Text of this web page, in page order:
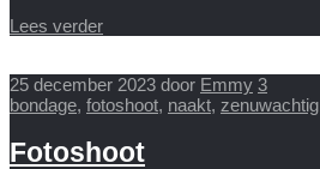
Lees verder
25 december 2023 door Emmy 3
bondage, fotoshoot, naakt, zenuwachtig
Fotoshoot